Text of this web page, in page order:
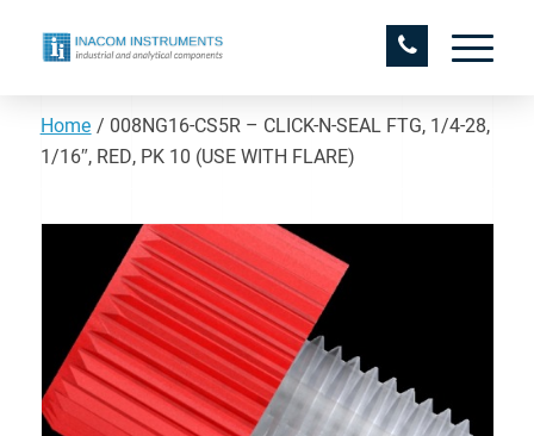
Home / 008NG16-CS5R – CLICK-N-SEAL FTG, 1/4-28,
1/16″, RED, PK 10 (USE WITH FLARE)